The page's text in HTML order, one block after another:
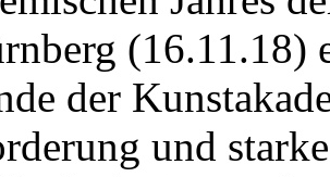
(16.11.18)
der
und